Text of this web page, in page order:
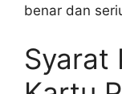
benar dan
Syarat